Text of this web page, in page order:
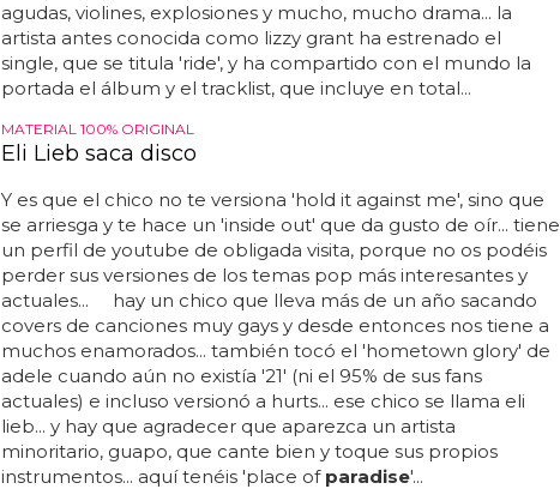
agudas, violines, explosiones y mucho, mucho drama... la
artista antes conocida como lizzy grant ha estrenado el
single, que se titula 'ride', y ha compartido con el mundo la
portada el álbum y el tracklist, que incluye en total...
MATERIAL 100% ORIGINAL
Eli Lieb saca disco
Y es que el chico no te versiona 'hold it against me', sino que
se arriesga y te hace un 'inside out' que da gusto de oír... tiene
un perfil de youtube de obligada visita, porque no os podéis
perder sus versiones de los temas pop más interesantes y
actuales... hay un chico que lleva más de un año sacando
covers de canciones muy gays y desde entonces nos tiene a
muchos enamorados... también tocó el 'hometown glory' de
adele cuando aún no existía '21' (ni el 95% de sus fans
actuales) e incluso versionó a hurts... ese chico se llama eli
lieb... y hay que agradecer que aparezca un artista
minoritario, guapo, que cante bien y toque sus propios
instrumentos... aquí tenéis 'place of paradise'...